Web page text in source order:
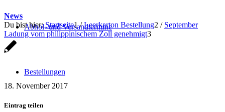
Abhol- und Versandtermine
Bestellungen
News
Du bist hier: Startseite1 / Leerkarton Bestellung2 / September
Ladung vom philippinischem Zoll genehmigt3
18. November 2017
Eintrag teilen